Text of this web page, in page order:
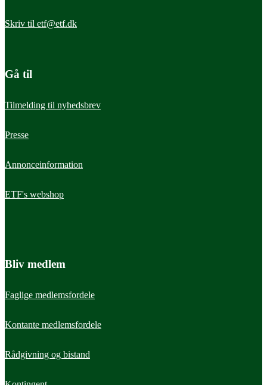
Skriv til etf@etf.dk
Gå til
Tilmelding til nyhedsbrev
Presse
Annonceinformation
ETF's webshop
Bliv medlem
Faglige medlemsfordele
Kontante medlemsfordele
Rådgivning og bistand